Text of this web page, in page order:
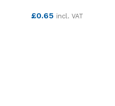
£0.65 incl. VAT